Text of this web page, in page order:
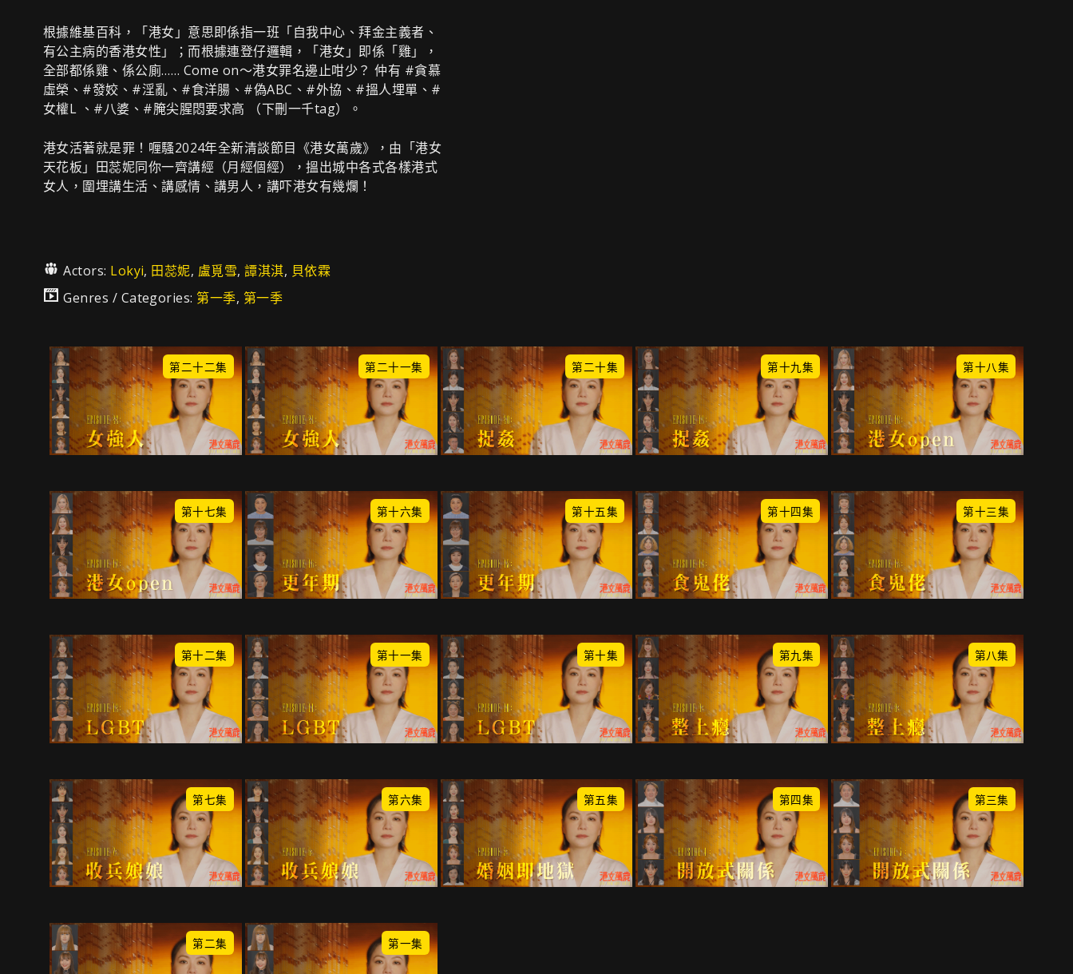
根據維基百科，「港女」意思即係指一班「自我中心、拜金主義者、
有公主病的香港女性」；而根據連登仔邏輯，「港女」即係「雞」，
全部都係雞、係公廁…… Come on～港女罪名邊止咁少？ 仲有 #貪慕
虛榮、#發姣、#淫亂、#食洋腸、#偽ABC、#外協、#搵人埋單、#
女權L 、#八婆、#腌尖腥悶要求高 （下刪一千tag）。
港女活著就是罪！喱騷2024年全新清談節目《港女萬歲》，由「港女
天花板」田蕊妮同你一齊講經（月經個經），搵出城中各式各樣港式
女人，圍埋講生活、講感情、講男人，講吓港女有幾爛！
Actors: Lokyi, 田蕊妮, 盧覓雪,譚淇淇, 貝依霖
Genres / Categories: 第一季, 第一季
第二十二集 第二十一集 第二十集 第十九集 第十八集
第十七集 第十六集 第十五集 第十四集 第十三集
第十二集 第十一集 第十集 第九集 第八集
第七集 第六集 第五集 第四集 第三集
第二集 第一集